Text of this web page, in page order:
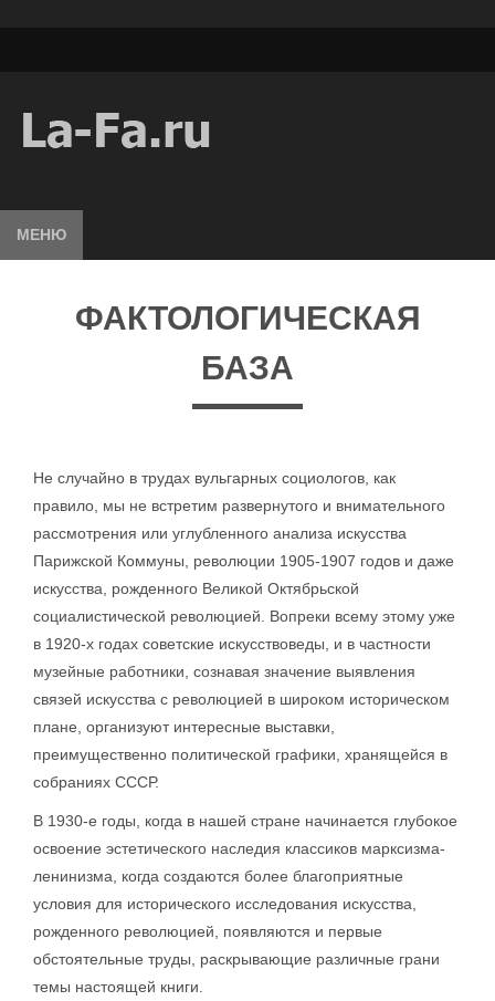
МЕНЮ
ФАКТОЛОГИЧЕСКАЯ
БАЗА
Не случайно в трудах вульгарных социологов, как
правило, мы не встретим развернутого и внимательного
рассмотрения или углубленного анализа искусства
Парижской Коммуны, революции 1905-1907 годов и даже
искусства, рожденного Великой Октябрьской
социалистической революцией. Вопреки всему этому уже
в 1920-х годах советские искусствоведы, и в частности
музейные работники, сознавая значение выявления
связей искусства с революцией в широком историческом
плане, организуют интересные выставки,
преимущественно политической графики, хранящейся в
собраниях СССР.
В 1930-е годы, когда в нашей стране начинается глубокое
освоение эстетического наследия классиков марксизма-
ленинизма, когда создаются более благоприятные
условия для исторического исследования искусства,
рожденного революцией, появляются и первые
обстоятельные труды, раскрывающие различные грани
темы настоящей книги.